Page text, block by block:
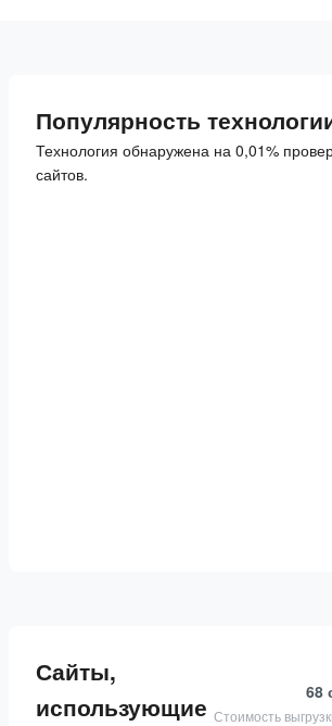
Популярность
Технология обнаружена на 0,01%
сайтов.
Сайты,
использующие
68
Стоимость